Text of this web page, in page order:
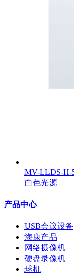
MV-LLDS-H-
白色光源
产品中心
USB会议设备
海康产品
网络摄像机
硬盘录像机
球机